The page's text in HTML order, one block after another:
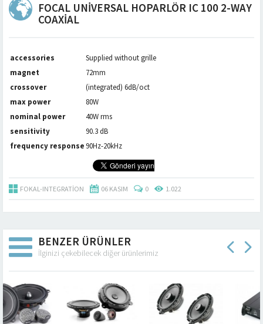
FOCAL UNIVERSAL HOPARLÖR IC 100 2-WAY
COAXIAL
accessories
Supplied without grille
magnet
72mm
crossover
(integrated) 6dB/oct
max power
80W
nominal power
40W rms
sensitivity
90.3 dB
frequency response90Hz-20kHz
FOKAL-INTEGRATION 06 KASIM 0 1.022
BENZER ÜRÜNLER
İlginizi çekebilecek diğer ürünlerimiz